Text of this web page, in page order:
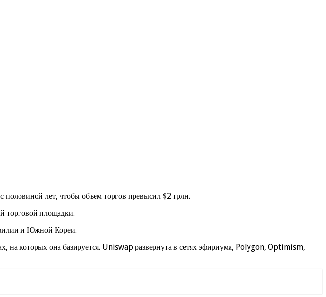
половиной лет, чтобы объем торгов превысил $2 трлн.
торговой площадки.
и Южной Кореи.
которых она базируется. Uniswap развернута в сетях эфириума, Polygon, Optimism,